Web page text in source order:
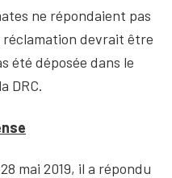
ne répondaient pas
devrait être
été déposée dans le
DRC.
mai 2019, il a répondu